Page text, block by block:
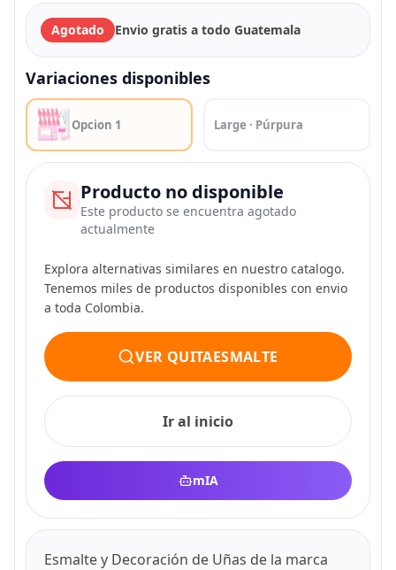
Agotado Envio gratis a todo Guatemala
Variaciones disponibles
Opcion 1 Large · Púrpura
Producto no disponible
Este producto se encuentra agotado
actualmente
Explora alternativas similares en nuestro catalogo.
Tenemos miles de productos disponibles con envio
a toda Colombia.
VER QUITAESMALTE
Ir al inicio
mIA
Esmalte y Decoración de Uñas de la marca